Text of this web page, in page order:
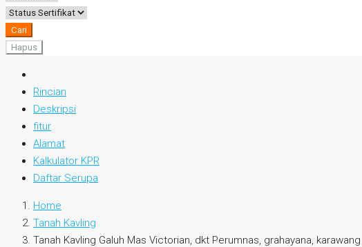
Cari
Hapus
Rincian
Deskripsi
fitur
Alamat
Kalkulator KPR
Daftar Serupa
Home
Tanah Kavling
Tanah Kavling Galuh Mas Victorian, dkt Perumnas, grahayana, karawang